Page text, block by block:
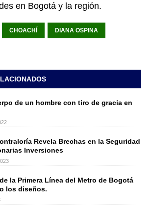
en Bogotá y la región.
CHOACHÍ DIANA OSPINA
de un hombre con tiro de gracia en
Revela Brechas en la Seguridad
Inversiones
la Primera Línea del Metro de Bogotá
los diseños.